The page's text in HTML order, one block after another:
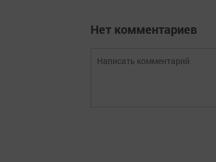
Нет комментариев